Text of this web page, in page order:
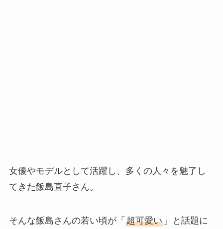
女優やモデルとして活躍し、多くの人々を魅了し
てきた飯島直子さん。
そんな飯島さんの若い頃が「 超可愛い」と話題に